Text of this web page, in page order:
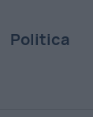
Politica